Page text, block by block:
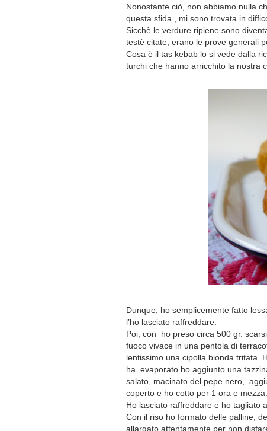
Nonostante ciò, non abbiamo nulla
questa sfida , mi sono trovata in
Sicchè le verdure ripiene sono
testè citate, erano le prove generali
Cosa è il tas kebab lo si vede dalla
turchi che hanno arricchito la nostra
Dunque, ho semplicemente fatto
l’ho lasciato raffreddare.
Poi, con ho preso circa 500 gr.
fuoco vivace in una pentola di
lentissimo una cipolla bionda tritata.
ha evaporato ho aggiunto una
salato, macinato del pepe nero,
coperto e ho cotto per 1 ora e mezza.
Ho lasciato raffreddare e ho tagliato
Con il riso ho formato delle palline,
allargato attentamente per non